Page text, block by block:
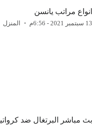
انواع مراتب يانسن
13 سبتمبر 2021 - 6:56م المنزل